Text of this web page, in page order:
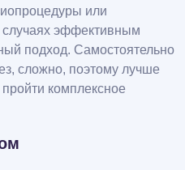
или
эффективным
подход. Самостоятельно
сложно, поэтому лучше
комплексное